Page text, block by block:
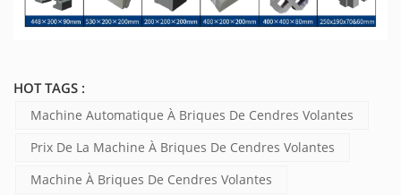
HOT TAGS :
Machine Automatique À Briques De Cendres Volantes
Prix De La Machine À Briques De Cendres Volantes
Machine À Briques De Cendres Volantes